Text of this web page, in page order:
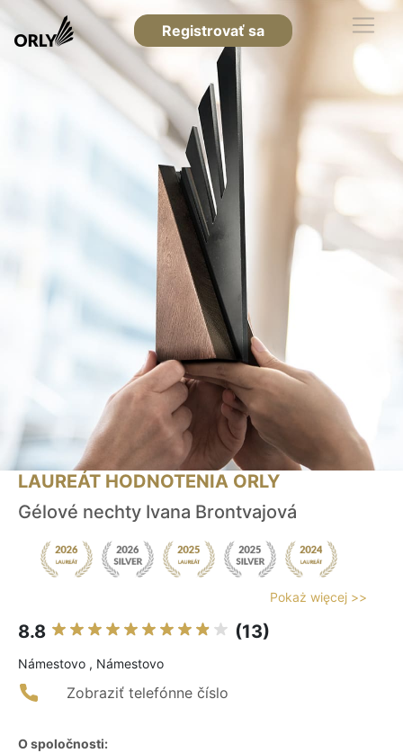
Registrovať sa
LAUREÁT HODNOTENIA ORLY
Gélové nechty Ivana Brontvajová
Pokaż więcej >>
8.8 (13)
Námestovo , Námestovo
Zobraziť telefónne číslo
O spoločnosti: